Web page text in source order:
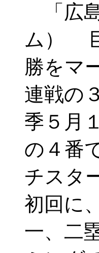
「広
ム） 巨
勝をマ
連戦の
季５月
の４番
チスタ
初回に
一、二